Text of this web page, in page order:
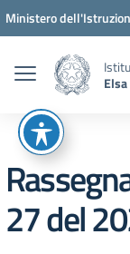
Vai ai contenuti
Vai al menu di
Vai al footer
Ministero
27 del